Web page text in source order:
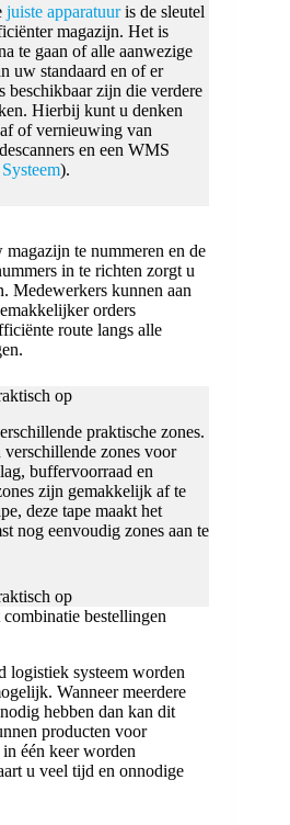
juiste apparatuuris de sleutel
magazijn. Het is
te gaan of alle aanwezige
uw standaard en of er
zijn die verdere
Hierbij kunt u denken
of vernieuwing van
en een WMS
).
te nummeren en de
in te richten zorgt u
Medewerkers kunnen aan
orders
route langs alle
op
praktische zones.
zones voor
buffervoorraad en
zijn gemakkelijk af te
deze tape maakt het
nog eenvoudig zones aan te
bestellingen
logistiek systeem worden
Wanneer meerdere
hebben dan kan dit
producten voor
één keer worden
u veel tijd en onnodige